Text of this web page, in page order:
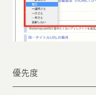
優先度